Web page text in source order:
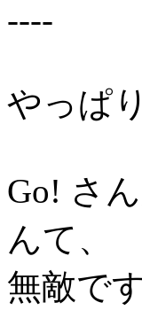
----
やっぱ
Go! さ
んて、
無敵で